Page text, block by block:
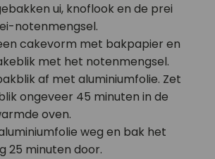
ui, knoflook en de prei
notenmengsel.
cakevorm met bakpapier en
met het notenmengsel.
af met aluminiumfolie. Zet
ongeveer 45 minuten in de
oven.
weg en bak het
25 minuten door.